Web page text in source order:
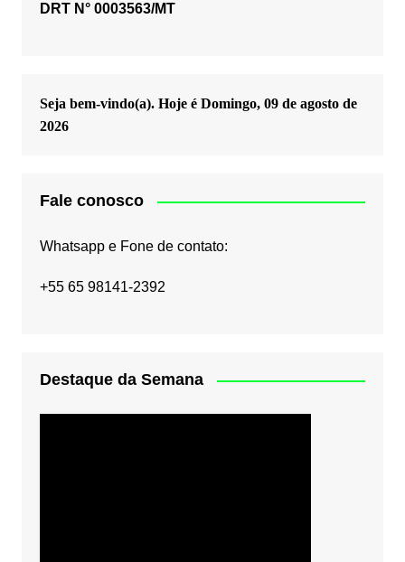
DRT N° 0003563/MT
Seja bem-vindo(a). Hoje é Domingo, 09 de agosto de
2026
Fale conosco
Whatsapp e Fone de contato:
+55 65 98141-2392
Destaque da Semana